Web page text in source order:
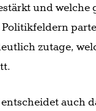
und
zutage,
auch